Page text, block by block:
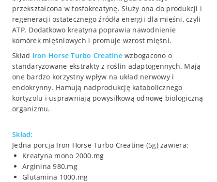
przekształcona w fosfokreatynę. Służy ona do produkcji i
regeneracji ostatecznego źródła energii dla mięśni, czyli
ATP. Dodatkowo kreatyna poprawia nawodnienie
komórek mięśniowych i promuje wzrost mięśni.
Skład Iron Horse Turbo Creatinewzbogacono o
standaryzowane ekstrakty z roślin adaptogennych. Mają
one bardzo korzystny wpływ na układ nerwowy i
endokrynny. Hamują nadprodukcję katabolicznego
kortyzolu i usprawniają powysiłkową odnowę biologiczną
organizmu.
Skład:
Jedna porcja Iron Horse Turbo Creatine (5g) zawiera:
Kreatyna mono 2000.mg
Arginina 980.mg
Glutamina 1000.mg